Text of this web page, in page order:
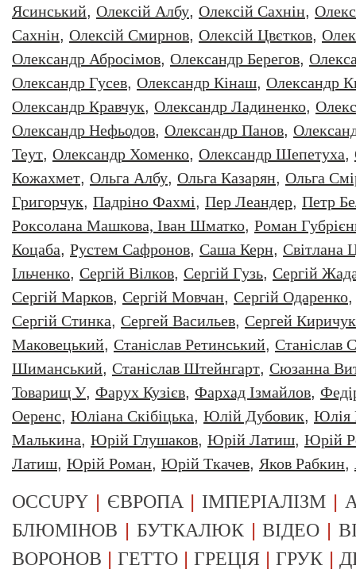
Ясинський, Олексiй Албу, Олексiй Сахнiн,
Сахнін, Олексій Смирнов, Олексій Цвєтков,
Олександр Абросімов, Олександр Берегов,
Олександр Гусев, Олександр Кінаш, Олександр
Олександр Кравчук, Олександр Ладиненко,
Олександр Нефьодов, Олександр Панов,
Теут, Олександр Хоменко, Олександр Шепетуха,
Кожахмет, Ольга Албу, Ольга Казарян, Ольга
Григорчук, Падріно Фахмі, Пер Леандер, Петр
Роксолана Машкова, Іван Шматко, Роман
Коцаба, Рустем Сафронов, Саша Керн, Світлана
Ільченко, Сергій Вілков, Сергій Гузь, Сергій
Сергій Марков, Сергій Мовчан, Сергій Одаренко
Сергій Стинка, Сергей Васильев, Сергей Киричук
Маковецький, Станіслав Ретинський, Станіслав
Шиманський, Станіслав Штейнгарт, Сюзанна
Товарищ У, Фарух Кузієв, Фархад Ізмайлов,
Оеренс, Юліана Скібіцька, Юлій Дубовик, Юлія
Малькина, Юрiй Глушаков, Юрiй Латиш, Юрiй
Латиш, Юрій Роман, Юрій Ткачев, Яков Рабкин,
OCCUPY | ЄВРОПА | ІМПЕРІАЛІЗМ |
БЛЮМІНОВ | БУТКАЛЮК|ВІДЕО |
ВОРОНОВ |ГЕТТО |ГРЕЦІЯ |ГРУК |